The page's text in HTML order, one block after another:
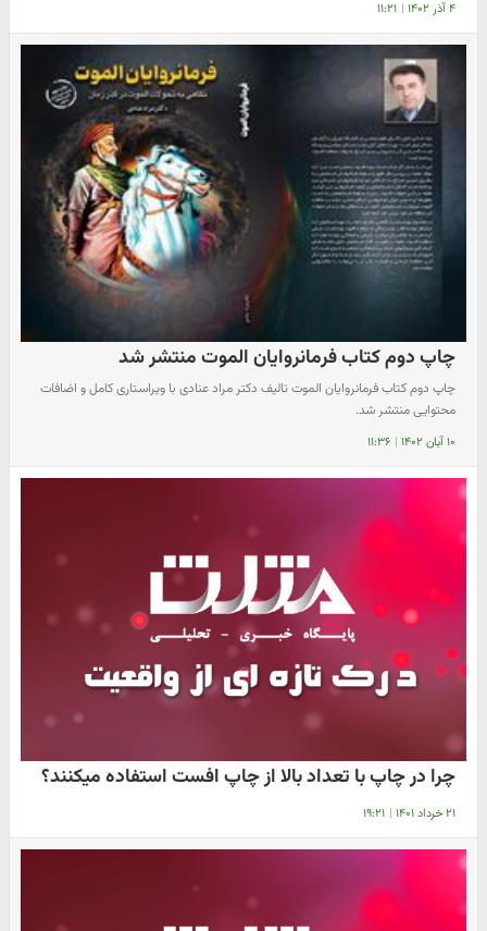
۴ آذر ۱۴۰۲ | ۱۱:۲۱
چاپ دوم کتاب فرمانروایان الموت منتشر شد
چاپ دوم کتاب فرمانروایان الموت تالیف دکتر مراد عنادی با ویراستاری کامل و اضافات
محتوایی منتشر شد.
۱۰ آبان ۱۴۰۲ | ۱۱:۳۶
چرا در چاپ با تعداد بالا از چاپ افست استفاده میکنند؟
۲۱ خرداد ۱۴۰۱ | ۱۹:۲۱